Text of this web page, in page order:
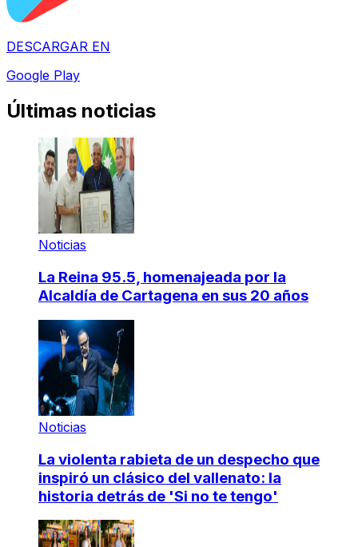
DESCARGAR EN
Google Play
Últimas noticias
Noticias
La Reina 95.5, homenajeada por la
Alcaldía de Cartagena en sus 20 años
Noticias
La violenta rabieta de un despecho que
inspiró un clásico del vallenato: la
historia detrás de 'Si no te tengo'